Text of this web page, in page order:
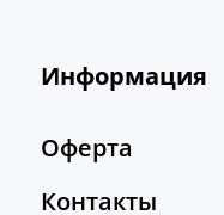
Информация
Оферта
Контакты